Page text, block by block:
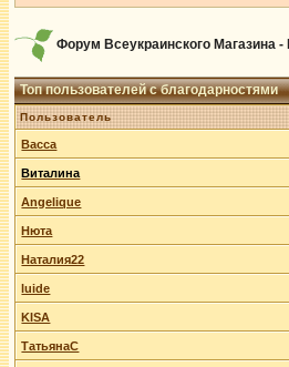
Форум Всеукраинского Магазина
Топ пользователей с благодарностями
Пользователь
Васса
Виталина
Angelique
Нюта
Наталия22
luide
KISA
ТатьянаС